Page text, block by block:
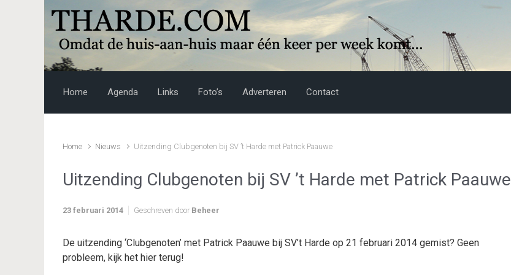
Skip to main content
Home Agenda Links Foto’s Adverteren Contact
Home Nieuws Uitzending Clubgenoten bij SV ’t Harde met Patrick Paauwe
Uitzending Clubgenoten bij SV ’t Harde met Patrick Paauwe
23 februari 2014 Geschreven door Beheer
De uitzending ‘Clubgenoten’ met Patrick Paauwe bij SV’t Harde op 21 februari 2014 gemist? Geen
probleem, kijk het hier terug!